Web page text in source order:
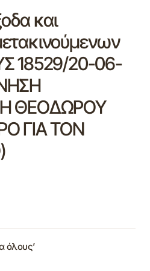
και
18529/20-06-
ΘΕΟΔΩΡΟΥ
ΓΙΑ ΤΟΝ
όλους’